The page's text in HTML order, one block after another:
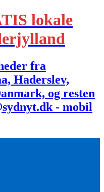
lokale
fra
Haderslev,
og resten
- mobil